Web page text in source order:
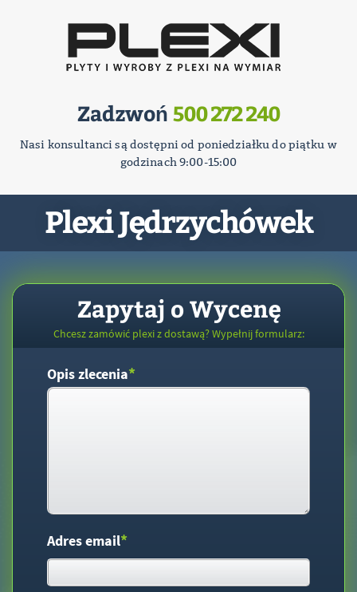
Zadzwoń 500 272 240
Nasi konsultanci są dostępni od poniedziałku do piątku w
godzinach 9:00-15:00
Plexi Jędrzychówek
Zapytaj o Wycenę
Chcesz zamówić plexi z dostawą? Wypełnij formularz:
Opis zlecenia*
Adres email*